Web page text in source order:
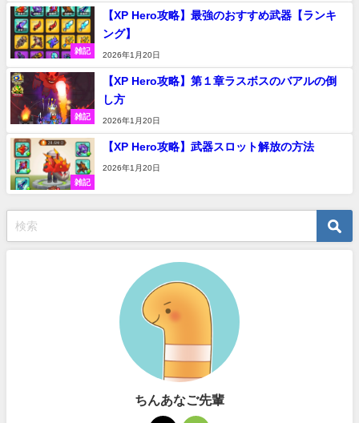
雑記
【XP Hero攻略】最強のおすすめ武器【ランキ
ング】
2026年1月20日
雑記
【XP Hero攻略】第１章ラスボスのバアルの倒
し方
2026年1月20日
雑記
【XP Hero攻略】武器スロット解放の方法
2026年1月20日
ちんあなご先輩